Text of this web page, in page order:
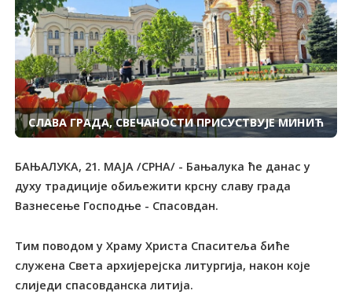
СЛАВА ГРАДА, СВЕЧАНОСТИ ПРИСУСТВУЈЕ МИНИЋ
БАЊАЛУКА, 21. МАЈА /СРНА/ - Бањалука ће данас у
духу традиције обиљежити крсну славу града
Вазнесење Господње - Спасовдан.
Тим поводом у Храму Христа Спаситеља биће
служена Света архијерејска литургија, након које
слиједи спасовданска литија.